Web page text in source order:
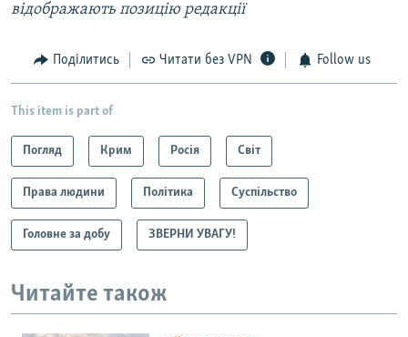
відображають позицію редакції
Поділитись Читати без VPN Follow us
This item is part of
Погляд Крим Росія Світ
Права людини Політика Суспільство
Головне за добу ЗВЕРНИ УВАГУ!
Читайте також